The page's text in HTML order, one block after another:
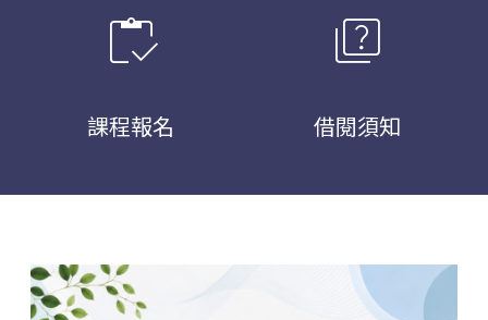
inventory
課程報名
quiz
借閱須知